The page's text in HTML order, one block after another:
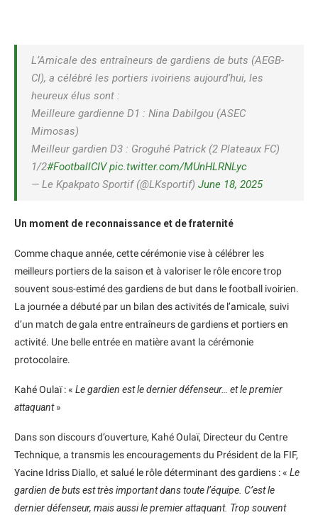
L’Amicale des entraîneurs de gardiens de buts (AEGB-
CI), a célébré les portiers ivoiriens aujourd’hui, les
heureux élus sont :
Meilleure gardienne D1 : Nina Dabilgou (ASEC
Mimosas)
Meilleur gardien D3 : Groguhé Patrick (2 Plateaux FC)
1/2#FootballCIV pic.twitter.com/MUnHLRNLyc
— Le Kpakpato Sportif (@LKsportif) June 18, 2025
Un moment de reconnaissance et de fraternité
Comme chaque année, cette cérémonie vise à célébrer les
meilleurs portiers de la saison et à valoriser le rôle encore trop
souvent sous-estimé des gardiens de but dans le football ivoirien.
La journée a débuté par un bilan des activités de l’amicale, suivi
d’un match de gala entre entraîneurs de gardiens et portiers en
activité. Une belle entrée en matière avant la cérémonie
protocolaire.
Kahé Oulaï : « Le gardien est le dernier défenseur… et le premier
attaquant»
Dans son discours d’ouverture, Kahé Oulaï, Directeur du Centre
Technique, a transmis les encouragements du Président de la FIF,
Yacine Idriss Diallo, et salué le rôle déterminant des gardiens : « Le
gardien de buts est très important dans toute l’équipe. C’est le
dernier défenseur, mais aussi le premier attaquant. Trop souvent